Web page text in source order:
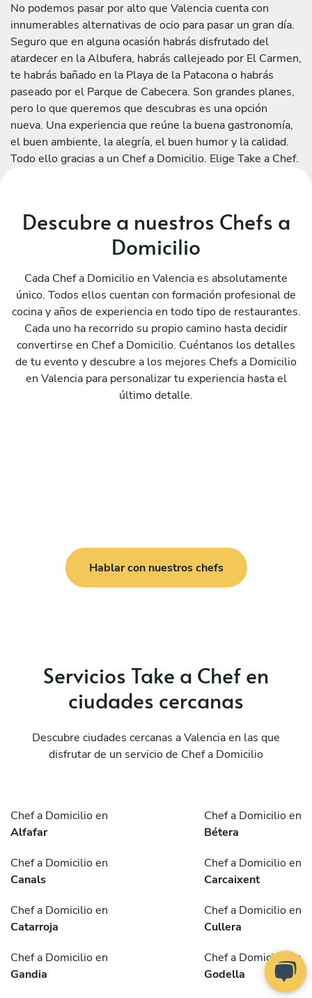
No podemos pasar por alto que Valencia cuenta con
innumerables alternativas de ocio para pasar un gran día.
Seguro que en alguna ocasión habrás disfrutado del
atardecer en la Albufera, habrás callejeado por El Carmen,
te habrás bañado en la Playa de la Patacona o habrás
paseado por el Parque de Cabecera. Son grandes planes,
pero lo que queremos que descubras es una opción
nueva. Una experiencia que reúne la buena gastronomía,
el buen ambiente, la alegría, el buen humor y la calidad.
Todo ello gracias a un Chef a Domicilio. Elige Take a Chef.
Descubre a nuestros Chefs a
Domicilio
Cada Chef a Domicilio en Valencia es absolutamente
único. Todos ellos cuentan con formación profesional de
cocina y años de experiencia en todo tipo de restaurantes.
Cada uno ha recorrido su propio camino hasta decidir
convertirse en Chef a Domicilio. Cuéntanos los detalles
de tu evento y descubre a los mejores Chefs a Domicilio
en Valencia para personalizar tu experiencia hasta el
último detalle.
Hablar con nuestros chefs
Servicios Take a Chef en
ciudades cercanas
Descubre ciudades cercanas a Valencia en las que
disfrutar de un servicio de Chef a Domicilio
Chef a Domicilio en
Alfafar
Chef a Domicilio en
Bétera
Chef a Domicilio en
Canals
Chef a Domicilio en
Carcaixent
Chef a Domicilio en
Catarroja
Chef a Domicilio en
Cullera
Chef a Domicilio en
Gandia
Chef a Domicilio en
Godella